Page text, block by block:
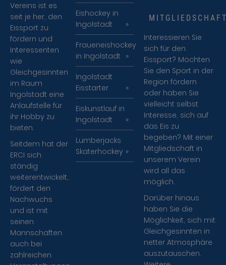
Vereins ist es
seit je her, den
Eissport zu
fördern und
Interessenten
wie
Gleichgesinnten
im Raum
Ingolstadt eine
Anlaufstelle für
ihr Hobby zu
bieten.
Seitdem hat der
ERCI sich
ständig
weiterentwickelt,
fördert den
Nachwuchs
und ist mit
seinen
Mannschaften
auch bei
zahlreichen
Eishockey in
Ingolstadt
Fraueneishockey
in Ingolstadt
Ingolstadt
Eisstarter
Eiskunstlauf in
Ingolstadt
Lumberjacks
Skaterhockey
Interessieren Sie
sich für den
Eissport? Möchten
Sie den Sport in der
Region fördern
oder haben Sie
vielleicht selbst
Interesse, sich auf
das Eis zu
begeben? Mit einer
Mitgliedschaft in
unserem Verein
wird all das
möglich.
Darüber hinaus
haben Sie die
Möglichkeit, sich mit
Gleichgesinnten in
netter Atmosphäre
auszutauschen.